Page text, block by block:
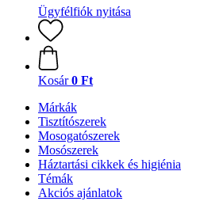
Ügyfélfiók nyitása
Kosár 0 Ft
Márkák
Tisztítószerek
Mosogatószerek
Mosószerek
Háztartási cikkek és higiénia
Témák
Akciós ajánlatok